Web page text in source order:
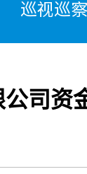
巡视巡察
司资